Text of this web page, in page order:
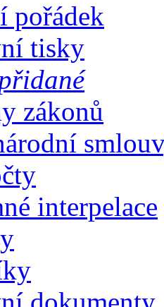
pořádek
tisky
zákonů
interpelace